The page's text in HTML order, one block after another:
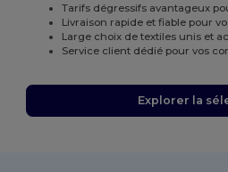
Tarifs dégressifs avantageux
Livraison rapide et fiable pour
Large choix de textiles unis et
Service client dédié pour vos
Explorer la